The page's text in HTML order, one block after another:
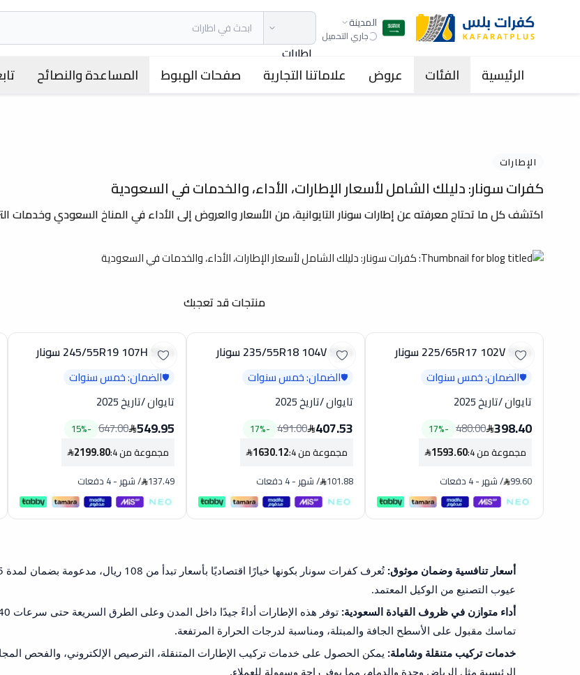
المدينة
جاري التحميل
اطارات
الرئيسية الفئات عروض علاماتنا التجارية صفحات الهبوط المساعدة والنصائح
الإطارات
كفرات سونار: دليلك الشامل لأسعار الإطارات، الأداء، والخدمات في السعودية
اكتشف كل ما تحتاج معرفته عن إطارات سونار التايوانية، من الأسعار والعروض إلى الأداء في المناخ السعودي وخدمات
منتجات قد تعجبك
تخفيض 225/65R17 102V SX-5 سونار
🛡️الضمان: خمس سنوات
تايوان/تاريخ 2025
398.40
480.00
-
17%
مجموعة من 4 :
1593.60
99.60
/شهر -4 دفعات
تخفيض 235/55R18 104V SX-5 سونار
🛡️الضمان: خمس سنوات
تايوان/تاريخ 2025
407.53
491.00
-
17%
مجموعة من 4 :
1630.12
101.88
/شهر -4 دفعات
تخفيض 245/55R19 107H SX-5 سونار
🛡️الضمان: خمس سنوات
تايوان/تاريخ 2025
549.95
647.00
-
15%
مجموعة من 4 :
2199.80
137.49
/شهر -4 دفعات
أسعار تنافسية وضمان موثوق:
عيوب التصنيع من الوكيل المعتمد.
أداء متوازن في ظروف القيادة السعودية:
تماسك مقبول على الأسطح الجافة والمبتلة، ومناسبة لدرجات الحرارة المرتفعة.
خدمات تركيب متنقلة وشاملة: يمكن الحصول على خدمات تركيب الإطارات المتنقلة، الترصيص الإلكتروني، والفحص
الرئيسية مثل الرياض وجدة والدمام، مما يوفر راحة وسهولة للعملاء.